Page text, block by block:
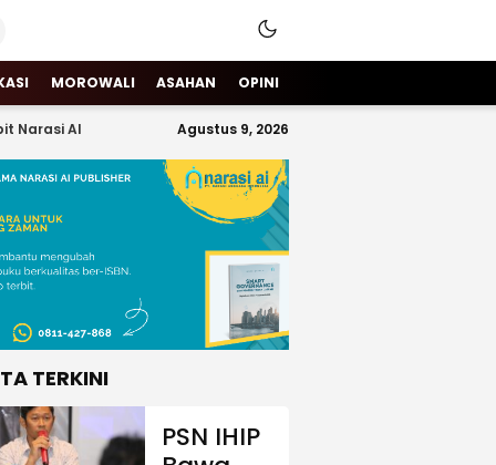
MOROWALI ASAHAN OPINI
Narasi AI Agustus 9, 2026
TERKINI
PSN IHIP